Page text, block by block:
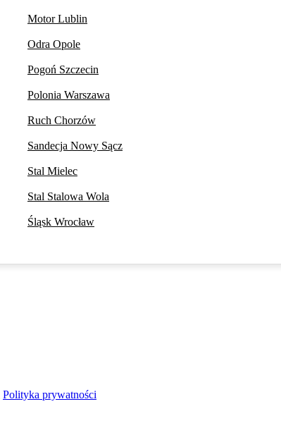
Motor Lublin
Odra Opole
Pogoń Szczecin
Polonia Warszawa
Ruch Chorzów
Sandecja Nowy Sącz
Stal Mielec
Stal Stalowa Wola
Śląsk Wrocław
Polityka prywatności